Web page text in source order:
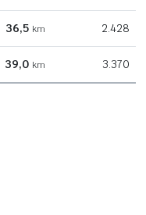
36,5 km 2.428
39,0 km 3.370